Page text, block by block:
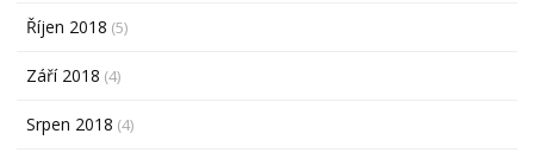
Říjen 2018 (5)
Září 2018 (4)
Srpen 2018 (4)